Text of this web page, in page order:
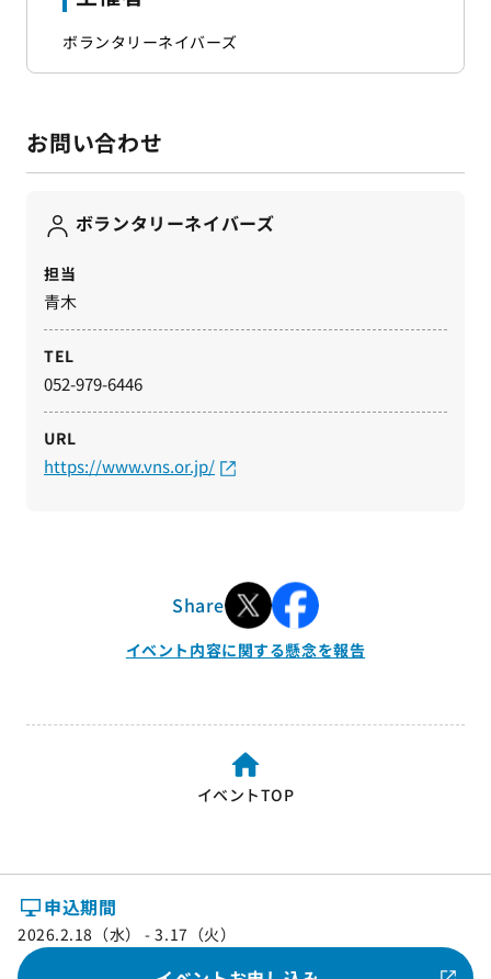
ボランタリーネイバーズ
お問い合わせ
ボランタリーネイバーズ
担当
青木
TEL
052-979-6446
URL
https://www.vns.or.jp/
イベント内容に関する懸念を報告
Share
イベントTOP
申込期間
2026.2.18（水） - 3.17（火）